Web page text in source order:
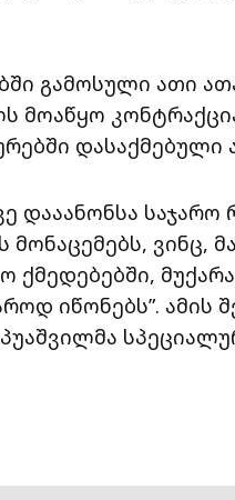
გამოსული ათი
მოაწყო
დასაქმებული
დააანონსა საჯარო
მონაცემებს, ვინც,
ქმედებებში,
იწონებს”. ამის